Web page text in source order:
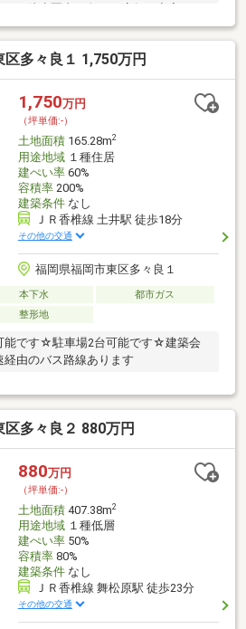
が徒歩圏内。色々な店舗が充実。２
上、更地渡し、陽当り良好、閑静な
条件なし、都市ガス
多々良１ 1,750万円
1,750万円
（坪単価:-）
土地面積165.28m2
用途地域１種住居
建ぺい率60%
容積率200%
建築条件なし
ＪＲ香椎線 土井駅 徒歩18分
その他の交通
福岡県福岡市東区多々良１
本下水
都市ガス
整形地
能です☆駐車場2台可能です☆建築会
由のバス路線あります
多々良２ 880万円
880万円
（坪単価:-）
土地面積407.38m2
用途地域１種低層
建ぺい率50%
容積率80%
建築条件なし
ＪＲ香椎線 舞松原駅 徒歩23分
その他の交通